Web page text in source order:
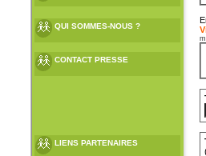
QUI SOMMES-NOUS ?
CONTACT PRESSE
LIENS PARTENAIRES